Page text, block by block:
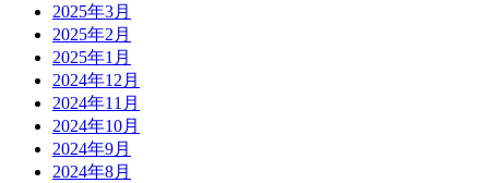
2025年3月
2025年2月
2025年1月
2024年12月
2024年11月
2024年10月
2024年9月
2024年8月